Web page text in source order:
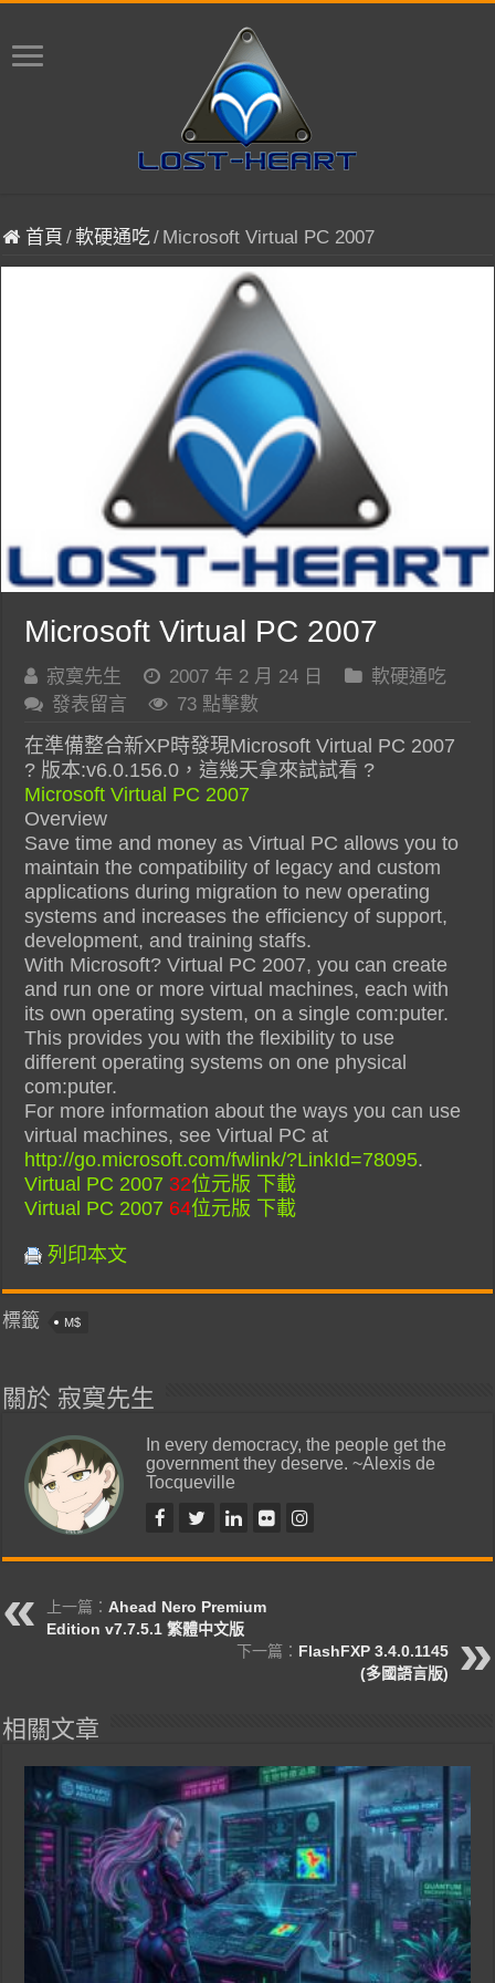
首頁 /軟硬通吃/ Microsoft Virtual PC 2007
Microsoft Virtual PC 2007
寂寞先生 2007 年 2 月 24 日
軟硬通吃
發表留言
73 點擊數
在準備整合新XP時發現Microsoft Virtual PC 2007
? 版本:v6.0.156.0，這幾天拿來試試看 ?
Microsoft Virtual PC 2007
Overview
Save time and money as Virtual PC allows you to
maintain the compatibility of legacy and custom
applications during migration to new operating
systems and increases the efficiency of support,
development, and training staffs.
With Microsoft? Virtual PC 2007, you can create
and run one or more virtual machines, each with
its own operating system, on a single com:puter.
This provides you with the flexibility to use
different operating systems on one physical
com:puter.
For more information about the ways you can use
virtual machines, see Virtual PC at
http://go.microsoft.com/fwlink/?LinkId=78095.
Virtual PC 2007 32位元版 下載
Virtual PC 2007 64位元版 下載
列印本文
標籤 M$
關於 寂寞先生
In every democracy, the people get the
government they deserve. ~Alexis de
Tocqueville
上一篇：Ahead Nero Premium
Edition v7.7.5.1 繁體中文版
下一篇： FlashFXP 3.4.0.1145
(多國語言版)
相關文章